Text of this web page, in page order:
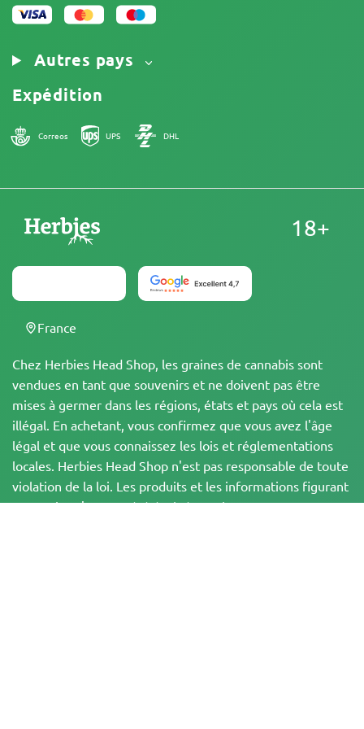
Autres pays
Expédition
Correos UPS DHL
Chez Herbies Head Shop, les graines de cannabis sont
vendues en tant que souvenirs et ne doivent pas être
mises à germer dans les régions, états et pays où cela est
illégal. En achetant, vous confirmez que vous avez l'âge
légal et que vous connaissez les lois et réglementations
locales. Herbies Head Shop n'est pas responsable de toute
violation de la loi. Les produits et les informations figurant
sur ce site n'ont pas été évalués par la FDA et ne sont PAS
18+
France